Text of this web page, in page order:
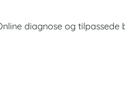
diagnose og